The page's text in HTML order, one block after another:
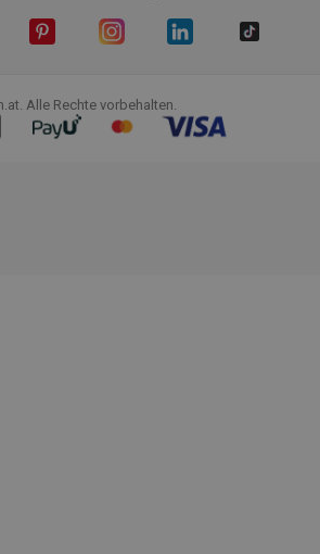
Alle Rechte vorbehalten.